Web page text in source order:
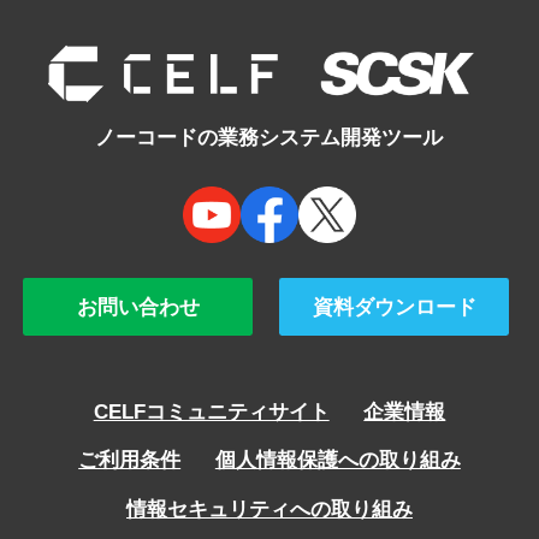
ノーコードの業務システム開発ツール
お問い合わせ 資料ダウンロード
CELFコミュニティサイト 企業情報
ご利用条件 個人情報保護への取り組み
情報セキュリティへの取り組み